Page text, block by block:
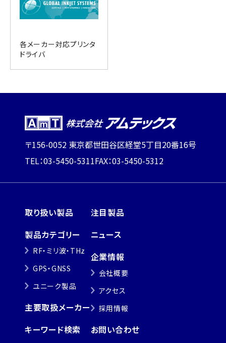
各メーカー対応プリンタ
ドライバ
〒156-0052 東京都世田谷区経堂5丁目20番16号
TEL：03-5450-5311FAX：03-5450-5312
取り扱い製品
製品カテゴリー
RF・ミリ波・THz
GPS・GNSS
ユニーク製品
主要取扱メーカー
キーワード検索
注目製品
ニュース
企業情報
会社概要
アクセス
採用情報
お問い合わせ